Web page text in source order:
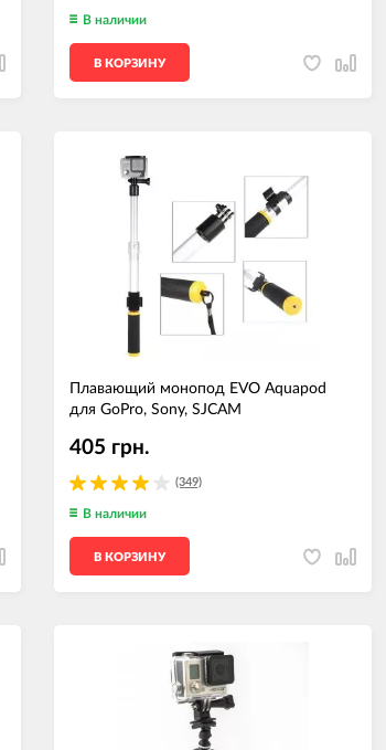
В наличии
В КОРЗИНУ
Плавающий монопод EVO Aquapod
для GoPro, Sony, SJCAM
(349)
405 грн.
В наличии
В КОРЗИНУ